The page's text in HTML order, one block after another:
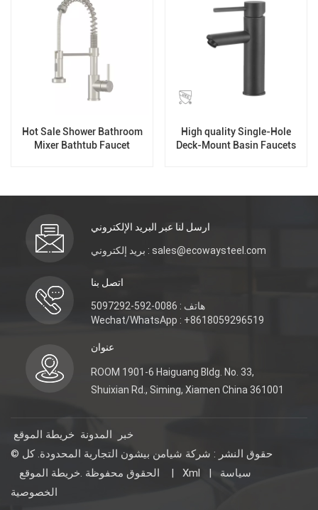
Hot Sale Shower Bathroom
Mixer Bathtub Faucet
High quality Single-Hole
Deck-Mount Basin Faucets
ارسل لنا عبر البريد الإلكتروني
بريد إلكتروني : sales@ecowaysteel.com
اتصل بنا
هاتف : 0086-592-5097292
Wechat/WhatsApp : +8618059296519
عنوان
ROOM 1901-6 Haiguang Bldg. No. 33,
Shuixian Rd., Siming, Xiamen China 361001
خريطة الموقع المدونة
خبر
© حقوق النشر : شركة شيامن بيشون التجارية المحدودة. كل
الحقوق محفوظة .
| Xml |
سياسة
الخصوصية